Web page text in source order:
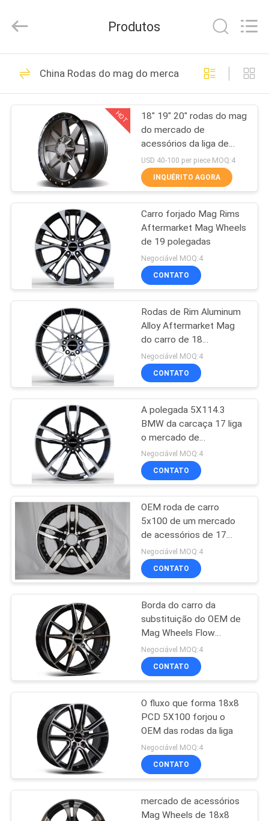
CASA
PRODUTOS
SOBRE
EXCURSÃO
FÁBRICA
CONTROLE
DA
QUALIDADE
CONTACTE-
NOS
PEÇA
UMAS
CITAÇÕES
MAPA
PRIVACY
POLICY
Rimax
Industry
Rights
Rodas da liga de
carcaça
62
Rodas forjadas da
liga de alumínio
51
Rodas formadas
fluxo da liga
10
Rodas da liga da
réplica
Rodas do mag do
mercado de
acessórios
70
bordas de 4x4 Off
Road
88
Produtos
China Rodas do mag do mercado de acessórios
HOT
18" 19" 20" rodas do mag
do mercado de
acessórios da liga de
alumínio
USD 40-100 per piece MOQ:4
INQUÉRITO AGORA
Carro forjado Mag Rims
Aftermarket Mag Wheels
de 19 polegadas
Negociável MOQ:4
CONTATO
Rodas de Rim Aluminum
Alloy Aftermarket Mag
do carro de 18
polegadas
Negociável MOQ:4
CONTATO
A polegada 5X114.3
BMW da carcaça 17 liga
o mercado de
acessórios Mag Wheels
Negociável MOQ:4
CONTATO
OEM roda de carro
5x100 de um mercado
de acessórios de 17
polegadas Rim Alloy
Wheel
Negociável MOQ:4
CONTATO
Borda do carro da
substituição do OEM de
Mag Wheels Flow
Forming de um mercado
de acessórios de 19
polegadas
Negociável MOQ:4
CONTATO
O fluxo que forma 18x8
PCD 5X100 forjou o
OEM das rodas da liga
Negociável MOQ:4
CONTATO
mercado de acessórios
Mag Wheels de 18x8